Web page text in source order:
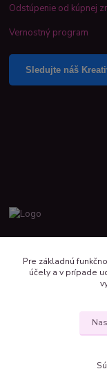
Odstúpenie od kúpnej
Vernostný program
Sledujte náš
Pre základnú
účely a v prípade